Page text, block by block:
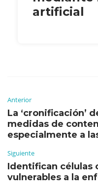
artificial
Anterior
La ‘cronificación’
medidas de
especialmente a
Siguiente
Identifican células
vulnerables a la